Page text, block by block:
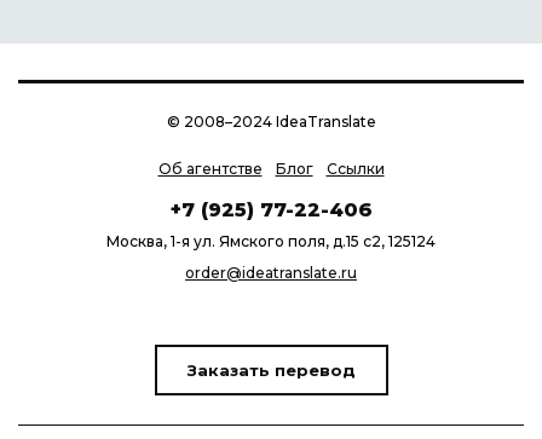
© 2008–2024 IdeaTranslate
Об агентстве Блог Ссылки
+7 (925) 77-22-406
Москва, 1-я ул. Ямского поля, д.15 с2, 125124
order@ideatranslate.ru
Заказать перевод